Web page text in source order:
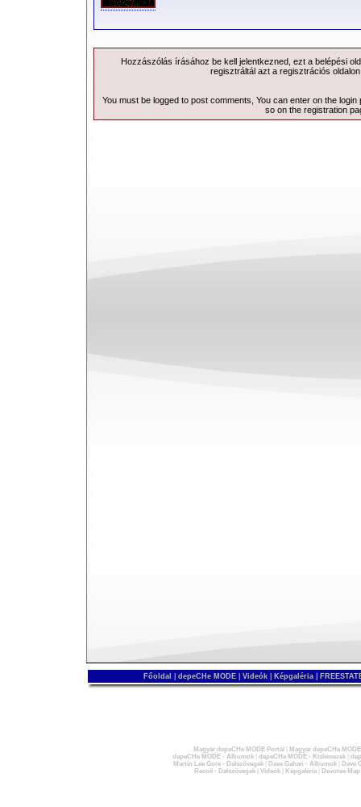
Hozzászólás írásához be kell jelentkezned, ezt a belépési
regisztráltál azt a regisztrációs
You must be logged to post comments, You can enter on the login
so on the registration
Főoldal depeCHe MODE Videók Képgaléria
Magyar depeCHe MODE Portál
Magyar depeCHe
depeCHe MODE - Albumok| depeCHe MODE - Kislemezek|
Martin Lee Gore - Dalszövegek| Dave Gahan - Albumok|
Dave
Recoil - Dalszövegek| Videók| Képgaléria| Devotee Map